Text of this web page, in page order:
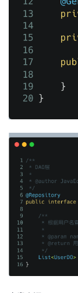
的
课
程
我
的
认
我
的
验
我
收
藏
技
术
支
持
的
云
声
建
议